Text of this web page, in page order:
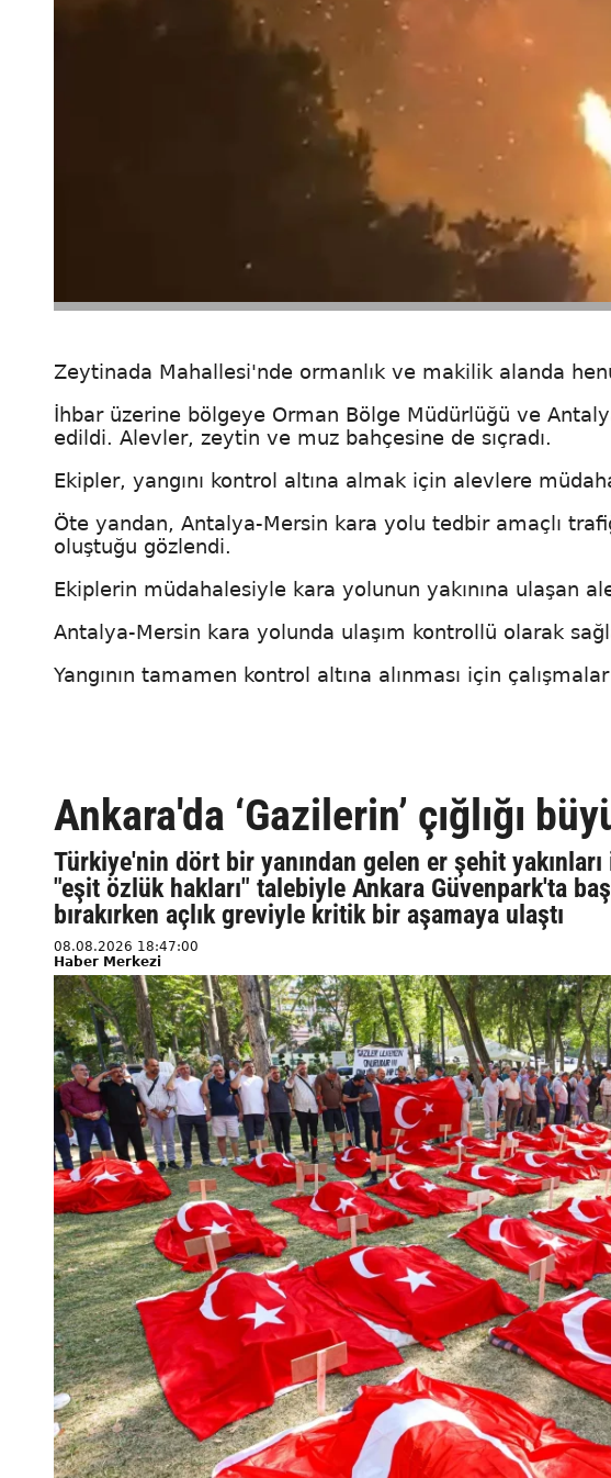
Zeytinada Mahallesi'nde ormanlık ve makilik alanda
İhbar üzerine bölgeye Orman Bölge Müdürlüğü ve
edildi. Alevler, zeytin ve muz bahçesine de sıçradı.
Ekipler, yangını kontrol altına almak için alevlere
Öte yandan, Antalya-Mersin kara yolu tedbir amaçlı
oluştuğu gözlendi.
Ekiplerin müdahalesiyle kara yolunun yakınına ulaşan
Antalya-Mersin kara yolunda ulaşım kontrollü olarak
Yangının tamamen kontrol altına alınması için
Ankara'da ‘Gazilerin’ çığlığı
Türkiye'nin dört bir yanından gelen er şehit
"eşit özlük hakları" talebiyle Ankara Güvenpark'ta
bırakırken açlık greviyle kritik bir aşamaya ulaştı
08.08.2026 18:47:00
Haber Merkezi